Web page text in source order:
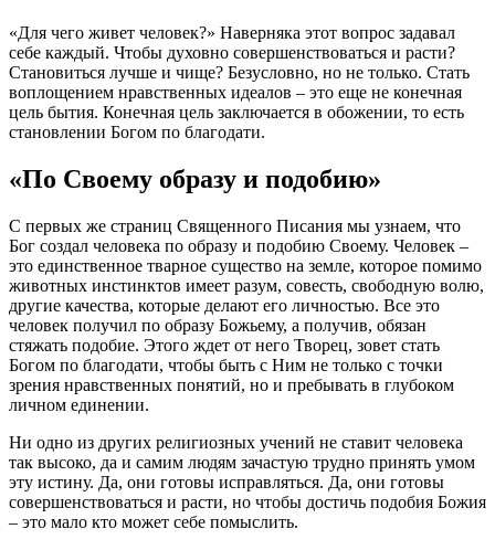
«Для чего живет человек?» Наверняка этот вопрос задавал
себе каждый. Чтобы духовно совершенствоваться и расти?
Становиться лучше и чище? Безусловно, но не только. Стать
воплощением нравственных идеалов – это еще не конечная
цель бытия. Конечная цель заключается в обожении, то есть
становлении Богом по благодати.
«По Своему образу и подобию»
С первых же страниц Священного Писания мы узнаем, что
Бог создал человека по образу и подобию Своему. Человек –
это единственное тварное существо на земле, которое помимо
животных инстинктов имеет разум, совесть, свободную волю,
другие качества, которые делают его личностью. Все это
человек получил по образу Божьему, а получив, обязан
стяжать подобие. Этого ждет от него Творец, зовет стать
Богом по благодати, чтобы быть с Ним не только с точки
зрения нравственных понятий, но и пребывать в глубоком
личном единении.
Ни одно из других религиозных учений не ставит человека
так высоко, да и самим людям зачастую трудно принять умом
эту истину. Да, они готовы исправляться. Да, они готовы
совершенствоваться и расти, но чтобы достичь подобия Божия
– это мало кто может себе помыслить.